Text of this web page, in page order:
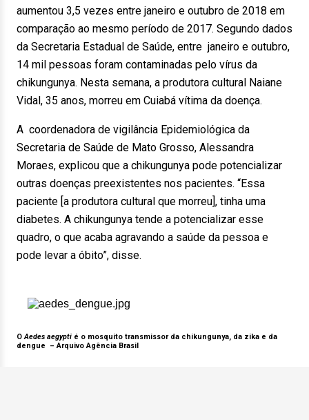
aumentou 3,5 vezes entre janeiro e outubro de 2018 em
comparação ao mesmo período de 2017. Segundo dados
da Secretaria Estadual de Saúde, entre janeiro e outubro,
14 mil pessoas foram contaminadas pelo vírus da
chikungunya. Nesta semana, a produtora cultural Naiane
Vidal, 35 anos, morreu em Cuiabá vítima da doença.
A coordenadora de vigilância Epidemiológica da
Secretaria de Saúde de Mato Grosso, Alessandra
Moraes, explicou que a chikungunya pode potencializar
outras doenças preexistentes nos pacientes. “Essa
paciente [a produtora cultural que morreu], tinha uma
diabetes. A chikungunya tende a potencializar esse
quadro, o que acaba agravando a saúde da pessoa e
pode levar a óbito”, disse.
OAedes aegypti é o mosquito transmissor da chikungunya, da zika e da
dengue
–Arquivo Agência Brasil